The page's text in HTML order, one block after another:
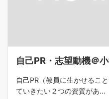
自己PR・志望動機＠
自己PR（教員に生かせるこ
ていきたい２つの資質があ...